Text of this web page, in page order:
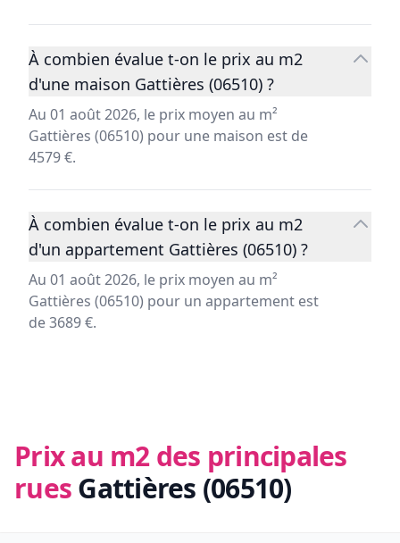
À combien évalue t-on le prix au m2
d'une maison Gattières (06510) ?
Au 01 août 2026, le prix moyen au m²
Gattières (06510) pour une maison est de
4579 €.
À combien évalue t-on le prix au m2
d'un appartement Gattières (06510) ?
Au 01 août 2026, le prix moyen au m²
Gattières (06510) pour un appartement est
de 3689 €.
Prix au m2 des principales
ruesGattières (06510)